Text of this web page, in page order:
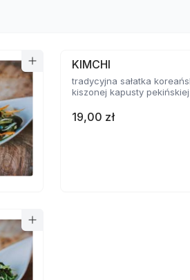
KIMCHI
tradycyjna sałatka
kiszonej kapusty pekińskiej
19,00 zł